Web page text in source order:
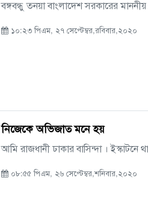
বঙ্গবন্ধু তনয়া বাংলাদেশ সরকারের মাননীয়
১০:২৩ পিএম, ২৭ সেপ্টেম্বর,রবিবার,২০২০
নিজেকে অভিজাত মনে হয়
আমি রাজধানী ঢাকার বাসিন্দা ।
০৮:৫৫ পিএম, ২৬ সেপ্টেম্বর,শনিবার,২০২০